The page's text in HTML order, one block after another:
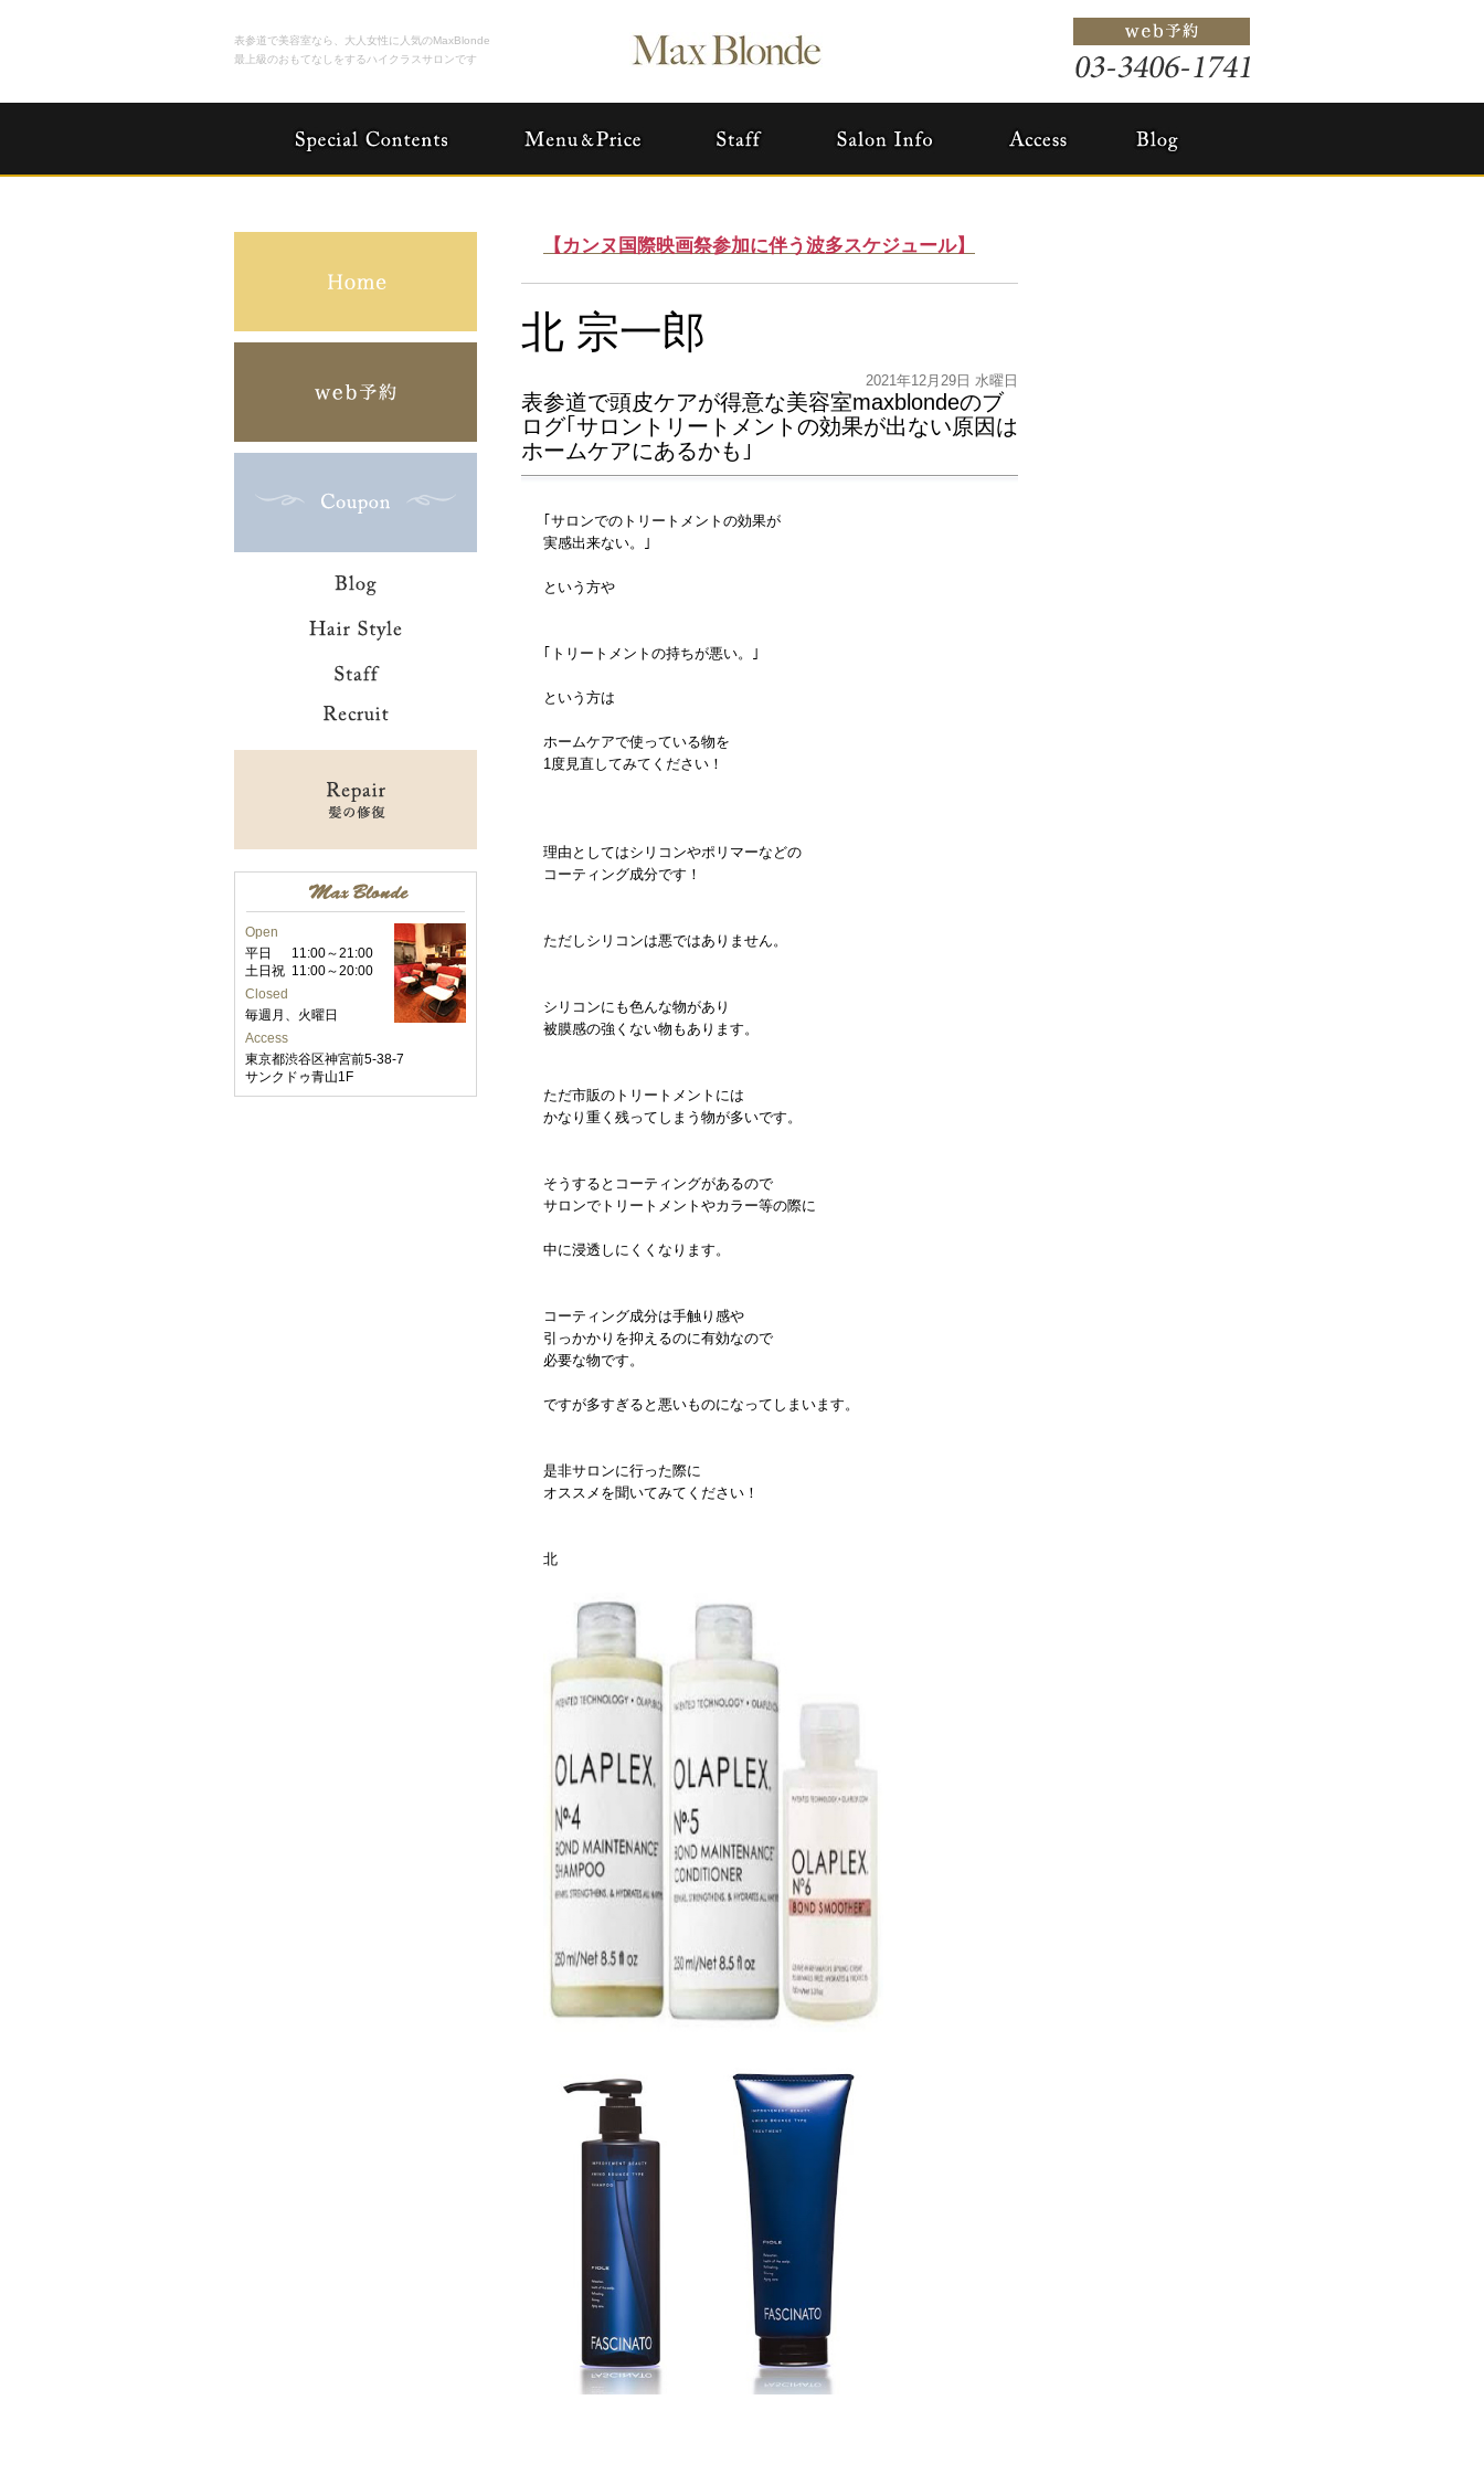
表参道で美容室なら、大人女性に人気のMaxBlonde
最上級のおもてなしをするハイクラスサロンです
【カンヌ国際映画祭参加に伴う波多スケジュール】
北 宗一郎
2021年12月29日 水曜日
表参道で頭皮ケアが得意な美容室maxblondeのブ
ログ｢サロントリートメントの効果が出ない原因は
ホームケアにあるかも｣
｢サロンでのトリートメントの効果が
実感出来ない。｣
という方や
｢トリートメントの持ちが悪い。｣
という方は
ホームケアで使っている物を
1度見直してみてください！
理由としてはシリコンやポリマーなどの
コーティング成分です！
ただしシリコンは悪ではありません。
シリコンにも色んな物があり
被膜感の強くない物もあります。
ただ市販のトリートメントには
かなり重く残ってしまう物が多いです。
そうするとコーティングがあるので
サロンでトリートメントやカラー等の際に
中に浸透しにくくなります。
コーティング成分は手触り感や
引っかかりを抑えるのに有効なので
必要な物です。
ですが多すぎると悪いものになってしまいます。
是非サロンに行った際に
オススメを聞いてみてください！
北
Open
平日
11:00～21:00
土日祝 11:00～20:00
Closed
毎週月、火曜日
Access
東京都渋谷区神宮前5-38-7
サンクドゥ青山1F